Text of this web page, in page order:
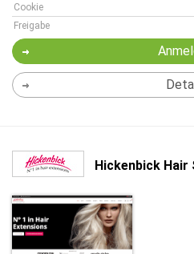
Cookie
Freigabe
Hickenbick Hair